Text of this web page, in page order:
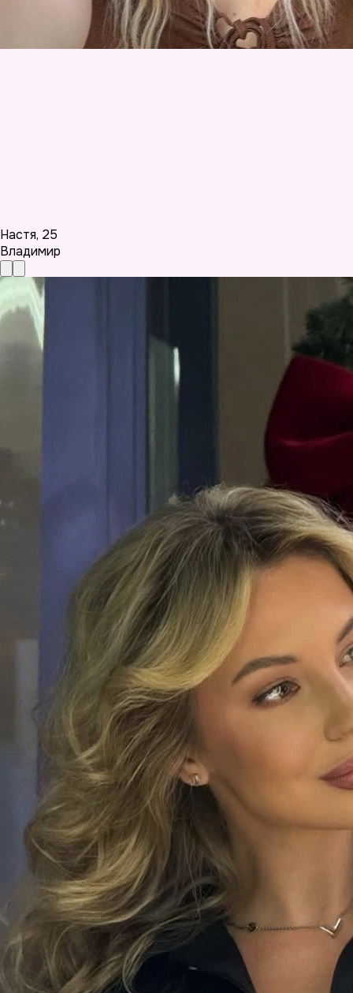
Настя, 25
Владимир